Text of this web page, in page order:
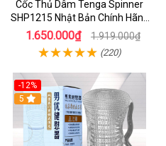
Cốc Thủ Dâm Tenga Spinner
SHP1215 Nhật Bản Chính Hãng
Giá Tốt
1.650.000₫ 1.919.000₫
(220)
-12%
5